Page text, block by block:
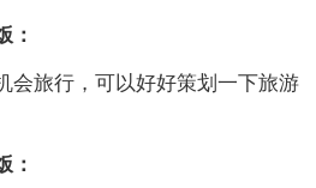
：
会旅行，可以好好策划一下旅游
：